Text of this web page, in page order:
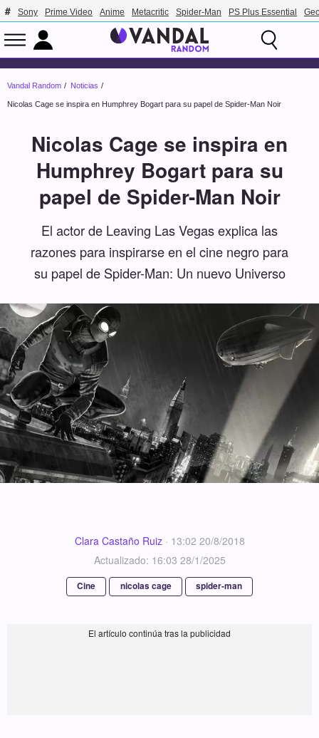
Sony Prime Video Anime Metacritic Spider-Man PS Plus Essential
Vandal Random Noticias
Nicolas Cage se inspira en Humphrey Bogart para su papel de Spider-Man Noir
Nicolas Cage se inspira en
Humphrey Bogart para su
papel de Spider-Man Noir
El actor de Leaving Las Vegas explica las
razones para inspirarse en el cine negro para
su papel de Spider-Man: Un nuevo Universo
Clara Castaño Ruiz· 13:02 20/8/2018
Actualizado: 16:03 28/1/2025
Cine nicolas cage spider-man